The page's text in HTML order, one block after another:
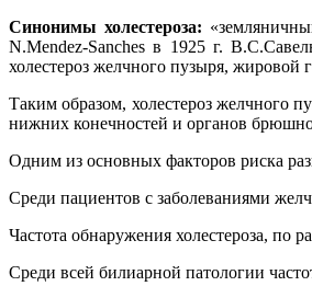
Синонимы холестероза:
N.Mendez-Sanches в 1925 г.
холестероз желчного пузыря,
Таким образом, холестероз желчного
нижних конечностей и органов
Одним из основных факторов риска
Среди пациентов с заболеваниями
Частота обнаружения холестероза, по
Среди всей билиарной патологии